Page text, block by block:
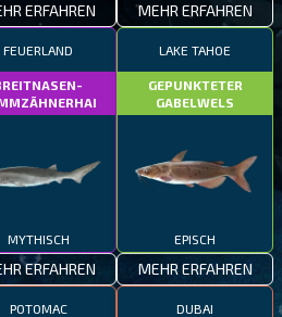
ERFAHREN MEHR ERFAHREN
FEUERLAND
MYTHISCH
ERFAHREN
LAKE TAHOE
GEPUNKTETER
GABELWELS
EPISCH
MEHR ERFAHREN
POTOMAC DUBAI